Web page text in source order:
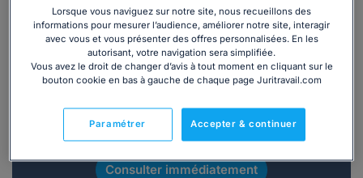
Vous souhaitez une consultation par
téléphone ?
Consulter immédiatement
Lorsque vous naviguez sur notre site, nous recueillons des
informations pour mesurer l’audience, améliorer notre site, interagir
avec vous et vous présenter des offres personnalisées. En les
autorisant, votre navigation sera simplifiée.
Vous avez le droit de changer d’avis à tout moment en cliquant sur le
bouton cookie en bas à gauche de chaque page Juritravail.com
Accepter & continuer
Paramétrer